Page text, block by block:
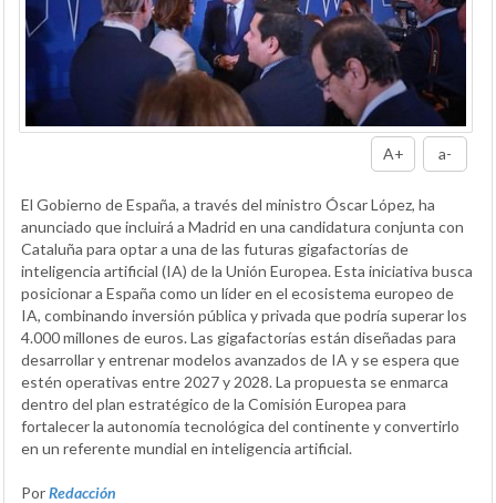
A+ a-
El Gobierno de España, a través del ministro Óscar López, ha
anunciado que incluirá a Madrid en una candidatura conjunta con
Cataluña para optar a una de las futuras gigafactorías de
inteligencia artificial (IA) de la Unión Europea. Esta iniciativa busca
posicionar a España como un líder en el ecosistema europeo de
IA, combinando inversión pública y privada que podría superar los
4.000 millones de euros. Las gigafactorías están diseñadas para
desarrollar y entrenar modelos avanzados de IA y se espera que
estén operativas entre 2027 y 2028. La propuesta se enmarca
dentro del plan estratégico de la Comisión Europea para
fortalecer la autonomía tecnológica del continente y convertirlo
en un referente mundial en inteligencia artificial.
PorRedacción